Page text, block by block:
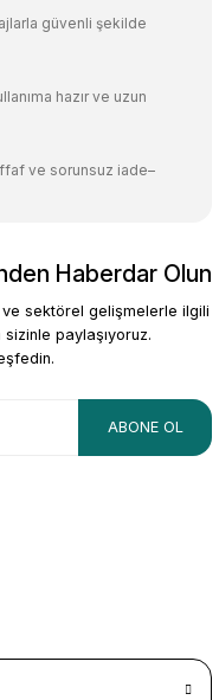
güvenli şekilde
hazır ve uzun
ve sorunsuz iade–
Haberdar Olun
sektörel gelişmelerle ilgili
paylaşıyoruz.
ABONE OL